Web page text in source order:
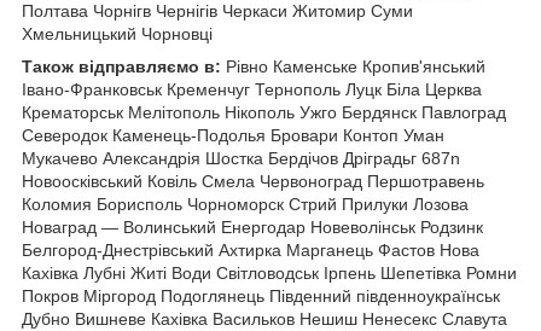
Полтава Чорнiгв Чернігів Черкаси Житомир Суми
Хмельницький Чорновці
Також відправляємо в: Рівно Каменське Кропив'янський
Івано-Франковськ Кременчуг Тернополь Луцк Біла Церква
Крематорськ Мелітополь Нікополь Ужго Бердянск Павлоград
Северодок Каменець-Подолья Бровари Контоп Уман
Мукачево Александрія Шостка Бердічов Дріградьг 687n
Новоосківський Ковіль Смела Червоноград Першотравень
Коломия Борисполь Чорноморск Стрий Прилуки Лозова
Новаград — Волинський Енергодар Новеволінськ Родзинк
Белгород-Днестрівський Ахтирка Марганець Фастов Нова
Кахівка Лубні Житі Води Світловодськ Ірпень Шепетівка Ромни
Покров Міргород Подоглянець Південний південноукраїнськ
Дубно Вишневе Кахівка Васильков Нешиш Ненесекс Славута